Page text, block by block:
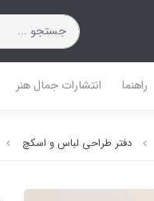
راهنما انتشارات جمال هنر
دفتر طراحی لباس و اسکچ